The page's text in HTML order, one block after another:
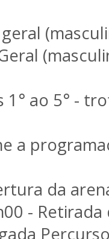
1° ao 5° -
a
da
- Retirada